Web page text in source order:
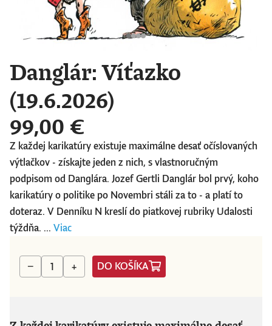
Danglár: Víťazko
(19.6.2026)
99,00 €
Z každej karikatúry existuje maximálne desať očíslovaných
výtlačkov - získajte jeden z nich, s vlastnoručným
podpisom od Danglára. Jozef Gertli Danglár bol prvý, koho
karikatúry o politike po Novembri stáli za to - a platí to
doteraz. V Denníku N kreslí do piatkovej rubriky Udalosti
týždňa. ... Viac
− + DO KOŠÍKA